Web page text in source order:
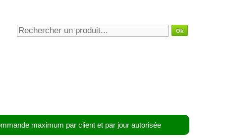
maximum par client et par jour autorisée